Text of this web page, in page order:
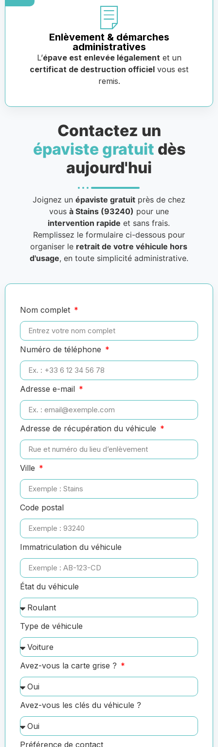
Enlèvement & démarches
administratives
L’épave est enlevée légalement et un
certificat de destruction officiel vous est
remis.
Contactez un
épaviste gratuit dès
aujourd'hui
Joignez un épaviste gratuitprès de chez
vous à Stains (93240) pour une
intervention rapide et sans frais.
Remplissez le formulaire ci-dessous pour
organiser le retrait de votre véhicule hors
d'usage, en toute simplicité administrative.
Nom complet
Numéro de téléphone
Adresse e-mail
Adresse de récupération du véhicule
Ville
Code postal
Immatriculation du véhicule
État du véhicule
Type de véhicule
Avez-vous la carte grise ?
Avez-vous les clés du véhicule ?
Préférence de contact